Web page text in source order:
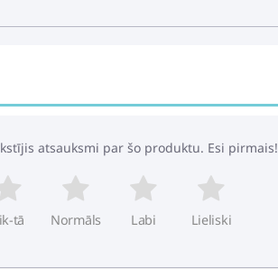
atsauksmi par šo produktu. Esi pirmais!
tā Normāls Labi Lieliski